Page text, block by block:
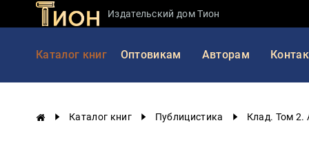
Издательский дом Тион
Каталог книг Оптовикам Авторам
Каталог книг Публицистика Клад. Том 2.
Занимательная
наука
История